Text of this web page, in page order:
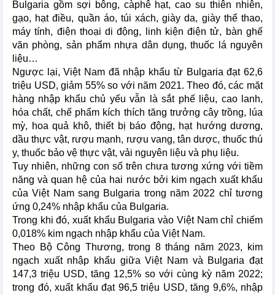
Bulgaria gồm sợi bông, càphê hạt, cao su thiên nhiên,
gạo, hạt điều, quần áo, túi xách, giày da, giày thể thao,
máy tính, điện thoại di động, linh kiện điện tử, bàn ghế
văn phòng, sản phẩm nhựa dân dụng, thuốc lá nguyên
liệu…
Ngược lại, Việt Nam đã nhập khẩu từ Bulgaria đạt 62,6
triệu USD, giảm 55% so với năm 2021. Theo đó, các mặt
hàng nhập khẩu chủ yếu vẫn là sắt phế liệu, cao lanh,
hóa chất, chế phẩm kích thích tăng trưởng cây trồng, lúa
mỳ, hoa quả khô, thiết bị báo động, hạt hướng dương,
dầu thực vật, rượu mạnh, rượu vang, tân dược, thuốc thú
y, thuốc bảo vệ thực vật, vải nguyên liệu và phụ liệu.
Tuy nhiên, những con số trên chưa tương xứng với tiềm
năng và quan hệ của hai nước bởi kim ngạch xuất khẩu
của Việt Nam sang Bulgaria trong năm 2022 chỉ tương
ứng 0,24% nhập khẩu của Bulgaria.
Trong khi đó, xuất khẩu Bulgaria vào Việt Nam chỉ chiếm
0,018% kim ngạch nhập khẩu của Việt Nam.
Theo Bộ Công Thương, trong 8 tháng năm 2023, kim
ngạch xuất nhập khẩu giữa Việt Nam và Bulgaria đạt
147,3 triệu USD, tăng 12,5% so với cùng kỳ năm 2022;
trong đó, xuất khẩu đạt 96,5 triệu USD, tăng 9,6%, nhập